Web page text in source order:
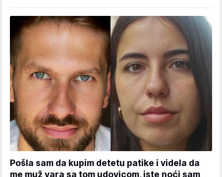
Pošla sam da kupim detetu patike i videla da
me muž vara sa tom udovicom, iste noći sam